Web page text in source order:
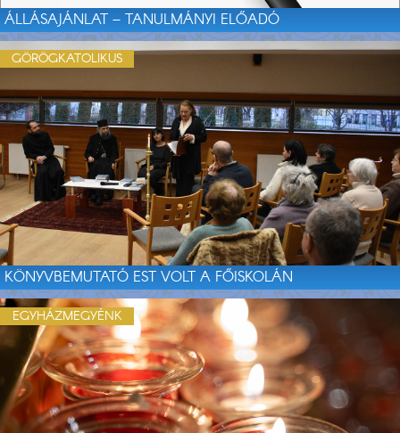
ÁLLÁSAJÁNLAT – TANULMÁNYI ELŐADÓ
KÖNYVBEMUTATÓ EST VOLT A FŐISKOLÁN
GÖRÖGKATOLIKUS
EGYHÁZMEGYÉNK